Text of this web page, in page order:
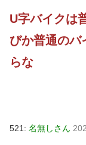
U字バイクは
びか普通のバ
らな
521: 名無しさん